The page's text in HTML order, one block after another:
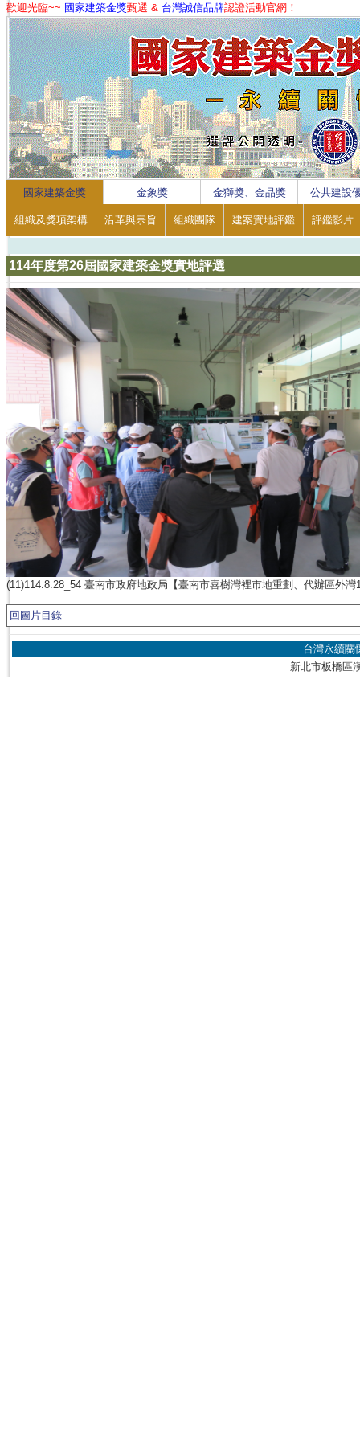
歡迎光臨~~ 國家建築金獎甄選 & 台灣誠信品牌認證活動官網！
1
2
3
4
國家建築金獎 金象獎 金獅獎、金品獎 公共建設
組織及獎項架構 沿革與宗旨 組織團隊 建案實地評鑑 評鑑影片
114年度第26屆國家建築金獎實地評選
(11)114.8.28_54 臺南市政府地政局【臺南市喜樹灣裡市地重劃、代辦區外
回圖片目錄
台灣永續關
新北市板橋區